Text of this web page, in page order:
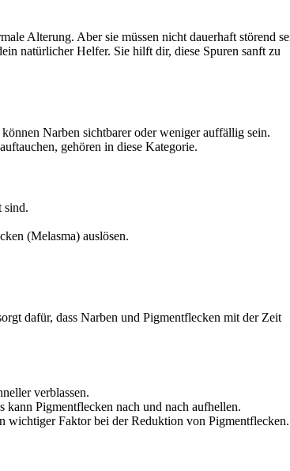
Alterung. Aber sie müssen nicht dauerhaft störend
natürlicher Helfer. Sie hilft dir, diese Spuren sanft zu
Narben sichtbarer oder weniger auffällig sein.
gehören in diese Kategorie.
sind.
(Melasma) auslösen.
dafür, dass Narben und Pigmentflecken mit der Zeit
verblassen.
kann Pigmentflecken nach und nach aufhellen.
wichtiger Faktor bei der Reduktion von Pigmentflecken.